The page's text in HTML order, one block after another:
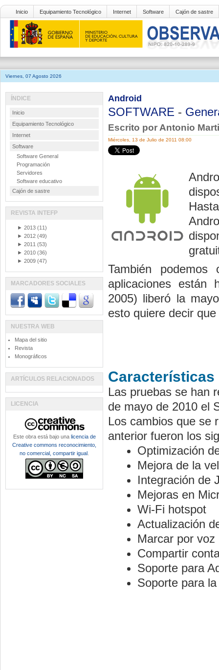
Inicio Equipamiento Tecnológico Internet Software Cajón de sastre
Viernes, 07 Agosto 2026
Android
SOFTWARE -
Escrito por Antonio
Miércoles, 13 de Julio de 2011 08:00
También
aplicaciones están
2005) liberó la
esto quiere decir
Características
Las pruebas se han
de mayo de 2010 el
Los cambios que se
anterior fueron los
Optimización
Mejora de la
Integración de
Mejoras en
Wi-Fi hotspot
Actualización
Marcar por voz
Compartir
Soporte para
Soporte para
ÍNDICE
Inicio
Equipamiento Tecnológico
Internet
Software
Software General
Programación
Servidores
Software educativo
Cajón de sastre
REVISTA INTEFP
► 2013 (11)
► 2012 (49)
► 2011 (53)
► 2010 (36)
► 2009 (47)
MARCADORES SOCIALES
NUESTRA WEB
Mapa del sitio
Revista
Monográficos
ARTÍCULOS RELACIONADOS
LICENCIA
Este obra está bajo una licencia de
Creative commons reconocimiento,
no comercial, compartir igual